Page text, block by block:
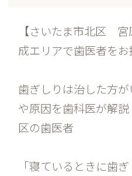
【さいたま市北区
成エリアで歯医者をお
歯ぎしりは治した方
や原因を歯科医が解
区の歯医者
「寝ているときに歯